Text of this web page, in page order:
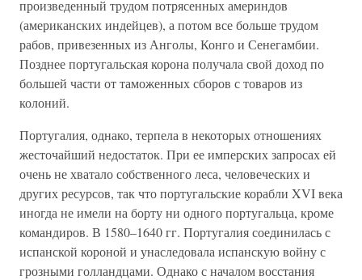
произведенный трудом потрясенных америндов
(американских индейцев), а потом все больше трудом
рабов, привезенных из Анголы, Конго и Сенегамбии.
Позднее португальская корона получала свой доход по
большей части от таможенных сборов с товаров из
колоний.
Португалия, однако, терпела в некоторых отношениях
жесточайший недостаток. При ее имперских запросах ей
очень не хватало собственного леса, человеческих и
других ресурсов, так что португальские корабли XVI века
иногда не имели на борту ни одного португальца, кроме
командиров. В 1580–1640 гг. Португалия соединилась с
испанской короной и унаследовала испанскую войну с
грозными голландцами. Однако с началом восстания